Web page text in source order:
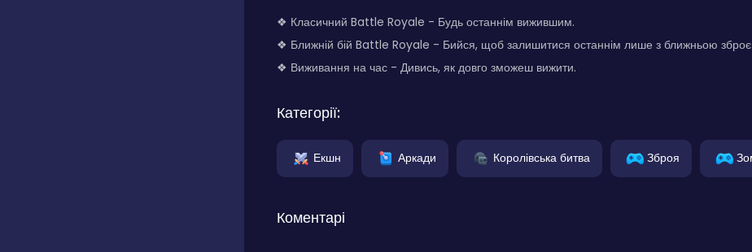
❖ Класичний Battle Royale - Будь останнім вижившим.
❖ Ближній бій Battle Royale - Бийся, щоб залишитися останнім лише з ближньою
❖ Виживання на час - Дивись, як довго зможеш вижити.
Категорії:
Екшн Аркади Королівська битва Зброя
Коментарі